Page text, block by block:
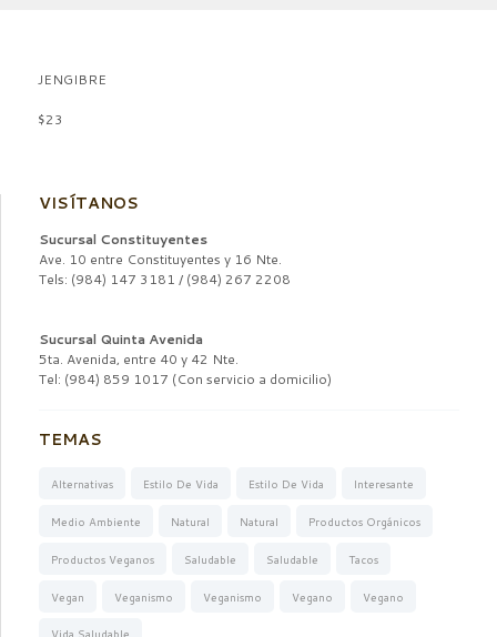
JENGIBRE
$23
VISÍTANOS
Sucursal Constituyentes
Ave. 10 entre Constituyentes y 16 Nte.
Tels: (984) 147 3181 / (984) 267 2208
Sucursal Quinta Avenida
5ta. Avenida, entre 40 y 42 Nte.
Tel: (984) 859 1017 (Con servicio a domicilio)
TEMAS
Alternativas Estilo De Vida Estilo De Vida Interesante
Medio Ambiente Natural Natural Productos Orgánicos
Productos Veganos Saludable Saludable Tacos
Vegan Veganismo Veganismo Vegano Vegano